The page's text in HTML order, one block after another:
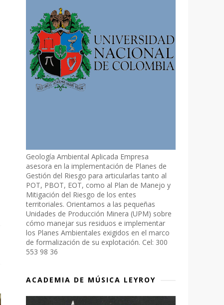
Geología Ambiental Aplicada Empresa
asesora en la implementación de Planes de
Gestión del Riesgo para articularlas tanto al
POT, PBOT, EOT, como al Plan de Manejo y
Mitigación del Riesgo de los entes
territoriales. Orientamos a las pequeñas
Unidades de Producción Minera (UPM) sobre
cómo manejar sus residuos e implementar
los Planes Ambientales exigidos en el marco
de formalización de su explotación. Cel: 300
553 98 36
ACADEMIA DE MÚSICA LEYROY